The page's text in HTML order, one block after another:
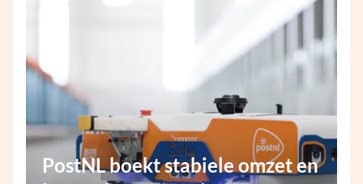
PostNL boekt stabiele omzet en